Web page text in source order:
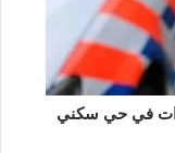
في حي سكني